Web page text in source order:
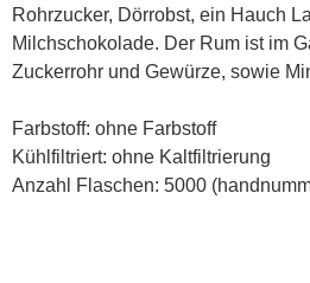
Rohrzucker, Dörrobst, ein Hauch
Milchschokolade. Der Rum ist im
Zuckerrohr und Gewürze, sowie
Farbstoff: ohne Farbstoff
Kühlfiltriert: ohne Kaltfiltrierung
Anzahl Flaschen: 5000